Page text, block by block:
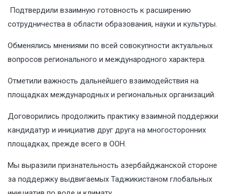
Подтвердили взаимную готовность к расширению
сотрудничества в области образования, науки и культуры.
Обменялись мнениями по всей совокупности актуальных
вопросов регионального и международного характера.
Отметили важность дальнейшего взаимодействия на
площадках международных и региональных организаций.
Договорились продолжить практику взаимной поддержки
кандидатур и инициатив друг друга на многосторонних
площадках, прежде всего в ООН.
Мы выразили признательность азербайджанской стороне
за поддержку выдвигаемых Таджикистаном глобальных